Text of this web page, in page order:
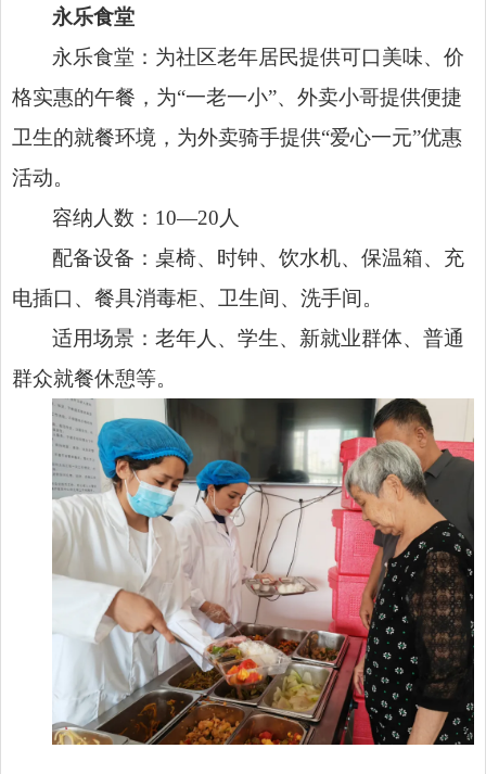
永乐食堂
永乐食堂：为社区老年居民提供可口美味、价
格实惠的午餐，为“一老一小”、外卖小哥提供便捷
卫生的就餐环境，为外卖骑手提供“爱心一元”优惠
活动。
容纳人数：10—20人
配备设备：桌椅、时钟、饮水机、保温箱、充
电插口、餐具消毒柜、卫生间、洗手间。
适用场景：老年人、学生、新就业群体、普通
群众就餐休憩等。